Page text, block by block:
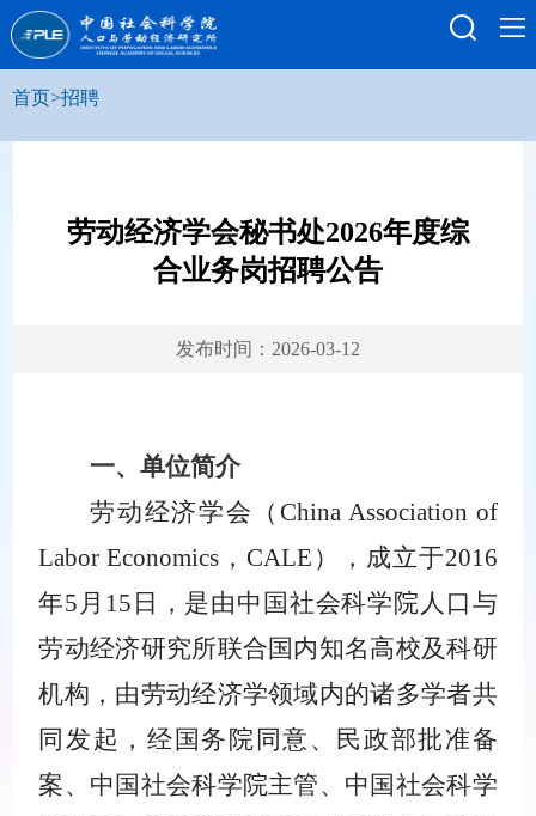
首页>招聘
劳动经济学会秘书处2026年度综
合业务岗招聘公告
发布时间：2026-03-12
一、单位简介
劳动经济学会 （China Association of
Labor Economics ，CALE ），成立于2016
年5 月 15 日
，是由中国社会科学院人口与
劳动经济研究所联合国内知名高校及科研
机构，由劳动经济学领域内的诸多学者共
同发起，经国务院同意、民政部批准备
案、中国社会科学院主管、中国社会科学